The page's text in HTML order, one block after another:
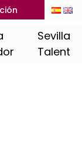
Sevilla
Talent